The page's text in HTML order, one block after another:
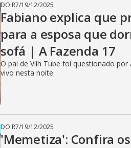
DO R7/19/12/2025
Fabiano explica que
para a esposa que
sofá | A Fazenda 17
O pai de Viih Tube foi questionado por
vivo nesta noite
DO R7/19/12/2025
'Memetiza': Confira